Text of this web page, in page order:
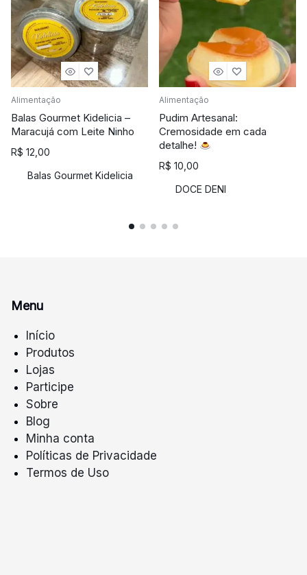
Alimentação
Balas Gourmet Kidelicia –
Maracujá com Leite Ninho
R$ 12,00
Balas Gourmet Kidelicia
Alimentação
Pudim Artesanal:
Cremosidade em cada
detalhe!
R$ 10,00
DOCE DENI
Menu
Início
Produtos
Lojas
Participe
Sobre
Blog
Minha conta
Políticas de Privacidade
Termos de Uso